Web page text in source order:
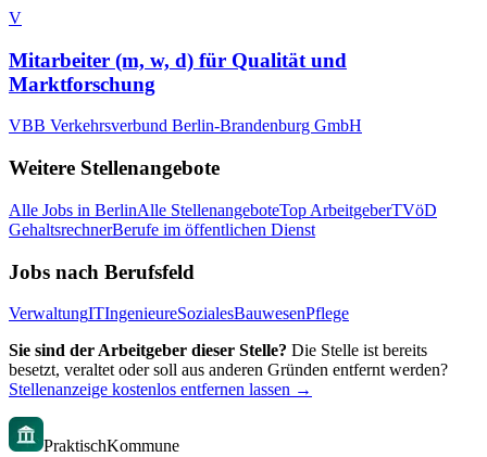
V
Mitarbeiter (m, w, d) für Qualität und
Marktforschung
VBB Verkehrsverbund Berlin-Brandenburg GmbH
Weitere Stellenangebote
Alle Jobs in BerlinAlle StellenangeboteTop ArbeitgeberTVöD
GehaltsrechnerBerufe im öffentlichen Dienst
Jobs nach Berufsfeld
VerwaltungITIngenieureSozialesBauwesenPflege
Sie sind der Arbeitgeber dieser Stelle? Die Stelle ist bereits
besetzt, veraltet oder soll aus anderen Gründen entfernt werden?
Stellenanzeige kostenlos entfernen lassen →
PraktischKommune